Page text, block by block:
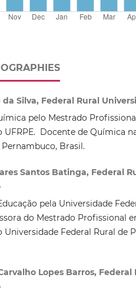
da Silva, Federal Rural
pelo Mestrado
UFRPE. Docente de Química
Brasil.
Santos Batinga, Federal
pela Universidade
do Mestrado Profissional
Universidade Federal Rural de
Lopes Barros, Federal